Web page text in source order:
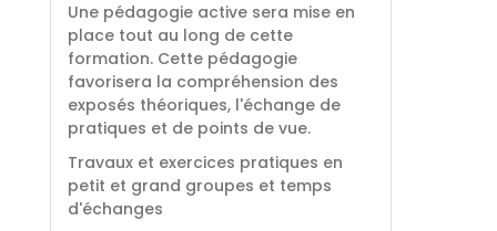
Une pédagogie active sera mise en
place tout au long de cette
formation. Cette pédagogie
favorisera la compréhension des
exposés théoriques, l'échange de
pratiques et de points de vue.
Travaux et exercices pratiques en
petit et grand groupes et temps
d'échanges